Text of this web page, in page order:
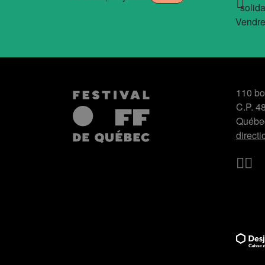
110
C.P.